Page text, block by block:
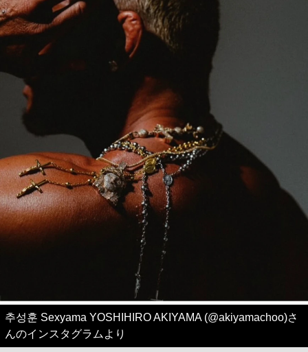
추성훈 Sexyama YOSHIHIRO AKIYAMA (@akiyamachoo)さ
んのインスタグラムより